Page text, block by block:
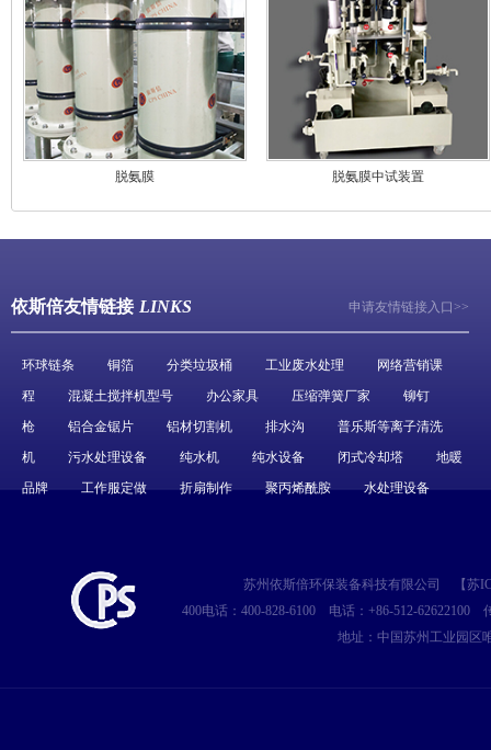
脱氨膜 脱氨膜中试装置
依斯倍友情链接 LINKS 申请友情链接入口>>
环球链条 铜箔 分类垃圾桶 工业废水处理
网络营销课
程
混凝土搅拌机型号 办公家具 压缩弹簧厂家
铆钉
枪
铝合金锯片 铝材切割机 排水沟
普乐斯等离子清洗
机
污水处理设备 纯水机 纯水设备 闭式冷却塔
地暖
品牌
工作服定做 折扇制作 聚丙烯酰胺 水处理设备
苏州依斯倍环保装备科技有限公司 【苏
400电话：400-828-6100
电话：+86-512-62622100
地址：中国苏州工业园区